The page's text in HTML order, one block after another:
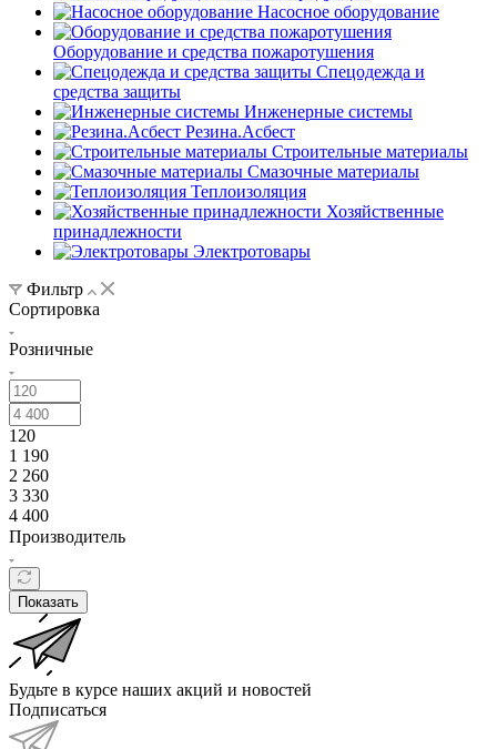
Насосное оборудование
Оборудование и средства пожаротушения
Спецодежда и
средства защиты
Инженерные системы
Резина.Асбест
Строительные материалы
Смазочные материалы
Теплоизоляция
Хозяйственные
принадлежности
Электротовары
Фильтр
Сортировка
Розничные
120
1 190
2 260
3 330
4 400
Производитель
Показать
Будьте в курсе наших акций и новостей
Подписаться